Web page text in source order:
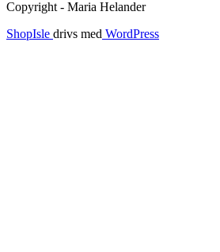
Copyright - Maria Helander
ShopIsle drivs med WordPress